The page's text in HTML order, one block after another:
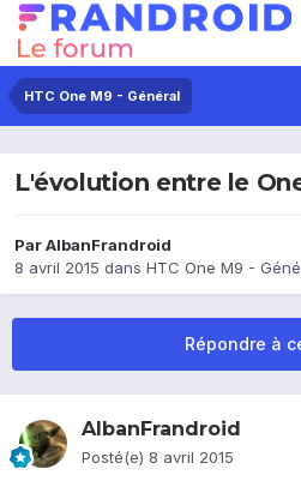
HTC One M9 - Général
L'évolution entre le
ParAlbanFrandroid
8 avril 2015 dans HTC One M9 -
Répondre à
AlbanFrandroid
Posté(e) 8 avril 2015